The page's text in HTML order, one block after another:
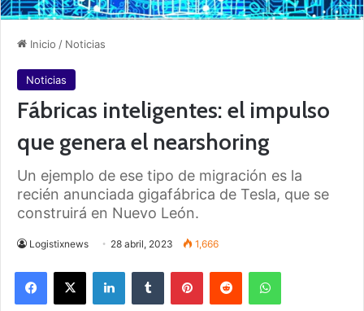
Inicio / Noticias
Noticias
Fábricas inteligentes: el impulso
que genera el nearshoring
Un ejemplo de ese tipo de migración es la
recién anunciada gigafábrica de Tesla, que se
construirá en Nuevo León.
Logistixnews 28 abril, 2023 1,666